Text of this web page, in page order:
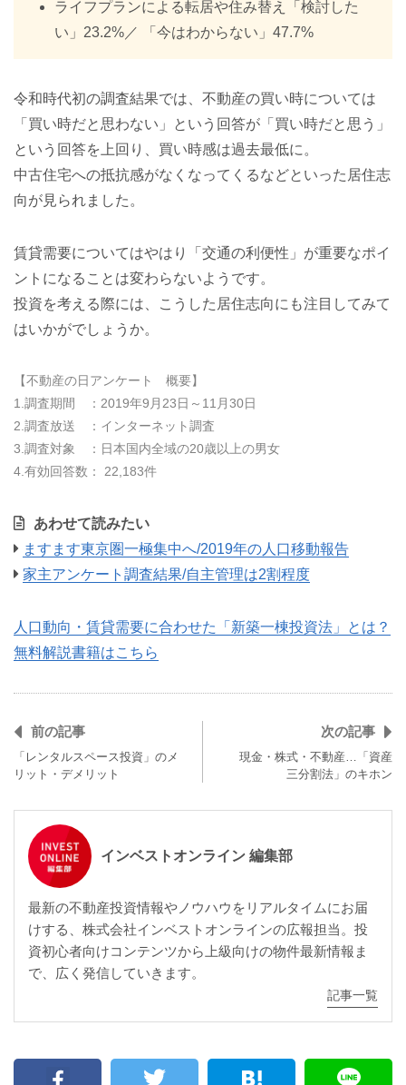
ライフプランによる転居や住み替え「検討した
い」23.2%／ 「今はわからない」47.7%
令和時代初の調査結果では、不動産の買い時については
「買い時だと思わない」という回答が「買い時だと思う」
という回答を上回り、買い時感は過去最低に。
中古住宅への抵抗感がなくなってくるなどといった居住志
向が見られました。
賃貸需要についてはやはり「交通の利便性」が重要なポイ
ントになることは変わらないようです。
投資を考える際には、こうした居住志向にも注目してみて
はいかがでしょうか。
【不動産の日アンケート 概要】
1.調査期間 ：2019年9月23日～11月30日
2.調査放送 ：インターネット調査
3.調査対象 ：日本国内全域の20歳以上の男女
4.有効回答数： 22,183件
あわせて読みたい
ますます東京圏一極集中へ/2019年の人口移動報告
家主アンケート調査結果/自主管理は2割程度
人口動向・賃貸需要に合わせた「新築一棟投資法」とは？
無料解説書籍はこちら
前の記事
「レンタルスペース投資」のメ
リット・デメリット
次の記事
現金・株式・不動産…「資産
三分割法」のキホン
インベストオンライン 編集部
最新の不動産投資情報やノウハウをリアルタイムにお届
けする、株式会社インベストオンラインの広報担当。投
資初心者向けコンテンツから上級向けの物件最新情報ま
で、広く発信していきます。
記事一覧